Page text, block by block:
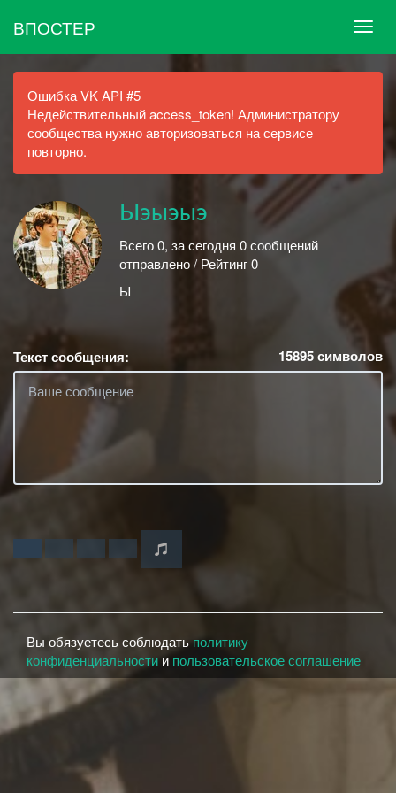
ВПОСТЕР
Ошибка VK API #5
Недействительный access_token! Администратору
сообщества нужно авторизоваться на сервисе
повторно.
Ыэыэыэ
Всего 0, за сегодня 0 сообщений
отправлено / Рейтинг 0
Ы
Текст сообщения: 15895символов
Вы обязуетесь соблюдатьполитику
конфиденциальностии пользовательское соглашение